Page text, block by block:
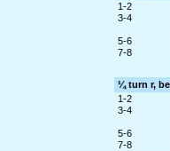
1-2
3-4
5-6
7-8
¼ turn r,
1-2
3-4
5-6
7-8